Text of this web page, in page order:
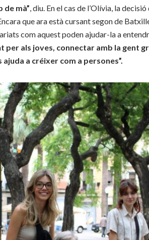
de mà”, diu. En el cas de l’Olívia, la
que ara està cursant segon de
com aquest poden ajudar-la a
als joves, connectar amb la gent
a créixer com a persones”.